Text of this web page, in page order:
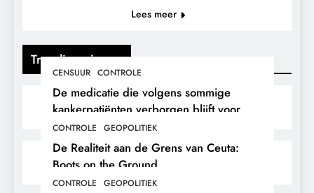
Trending nieuws
CENSUUR CONTROLE
De medicatie die volgens sommige
kankerpatiënten verborgen blijft voor
hun eigen arts.
CONTROLE GEOPOLITIEK
De Realiteit aan de Grens van Ceuta:
Boots on the Ground.
CONTROLE GEOPOLITIEK
Lees meer